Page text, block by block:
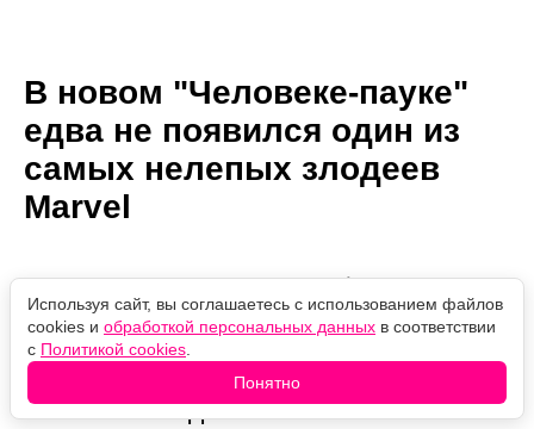
В новом "Человеке-пауке"
едва не появился один из
самых нелепых злодеев
Marvel
05.08.2026
12:03
Проверено
редакцией
Автор:
Александр Иванов
Дестин Дэниел Креттон рассказал,
что команда почти вставила одного
нелепого злодея из комиксов о
Используя сайт, вы соглашаетесь с использованием файлов
cookies и обработкой персональных данных в соответствии
с Политикой cookies
Понятно